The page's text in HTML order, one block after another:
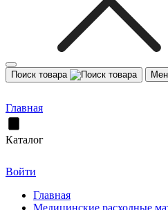
Поиск товара
Главная
Каталог
Войти
Главная
Медицинские расходные